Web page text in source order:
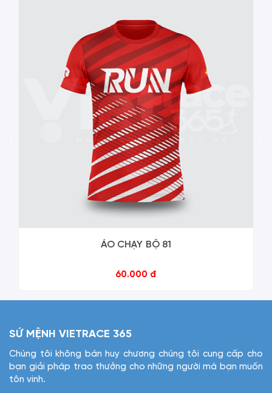
ÁO CHẠY BỘ 81
60.000 đ
SỨ MỆNH VIETRACE 365
Chúng tôi không bán huy chương chúng tôi cung cấp cho
bạn giải pháp trao thưởng cho những người mà bạn muốn
tôn vinh.